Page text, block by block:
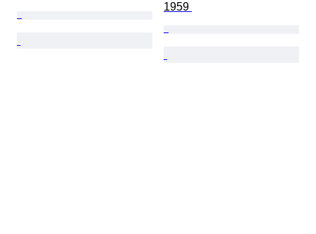
1959